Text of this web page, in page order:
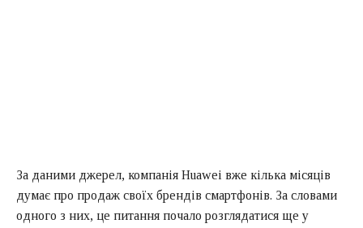
За даними джерел, компанія Huawei вже кілька місяців
думає про продаж своїх брендів смартфонів. За словами
одного з них, це питання почало розглядатися ще у